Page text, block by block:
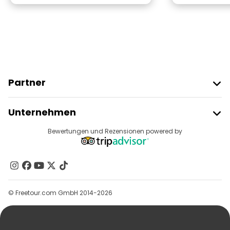
Partner
Anbieter-Anmeldung
Affiliate-Programm
Unternehmen
Reiseziele
Kontakt
Gruppen
Hilfe
Bewertungen und Rezensionen powered by
© Freetour.com GmbH 2014-2026